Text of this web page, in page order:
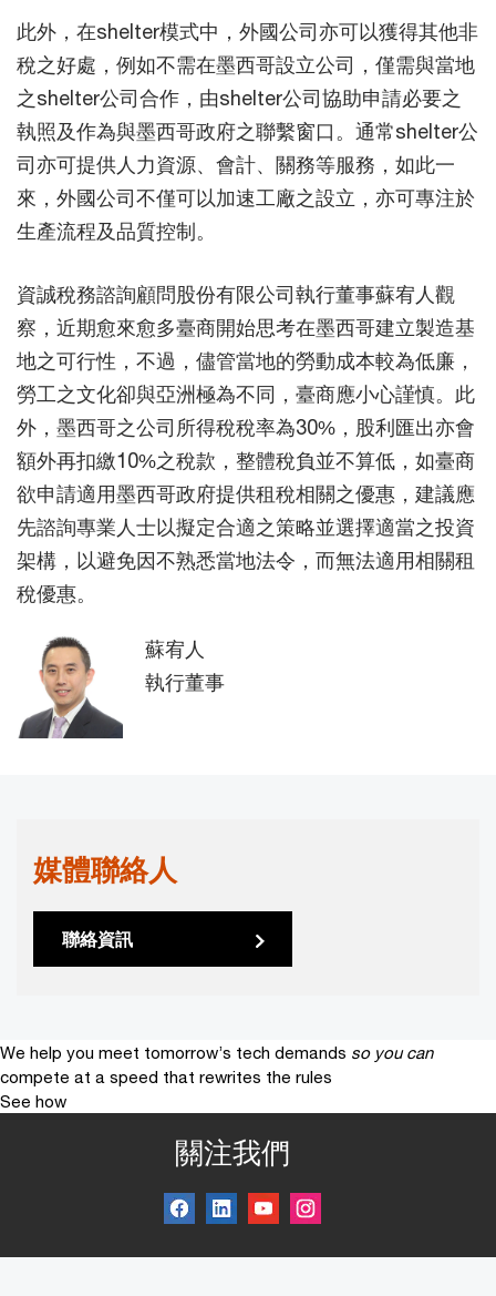
此外，在shelter模式中，外國公司亦可以獲得其他非
稅之好處，例如不需在墨西哥設立公司，僅需與當地
之shelter公司合作，由shelter公司協助申請必要之
執照及作為與墨西哥政府之聯繫窗口。通常shelter公
司亦可提供人力資源、會計、關務等服務，如此一
來，外國公司不僅可以加速工廠之設立，亦可專注於
生產流程及品質控制。
資誠稅務諮詢顧問股份有限公司執行董事蘇宥人觀
察，近期愈來愈多臺商開始思考在墨西哥建立製造基
地之可行性，不過，儘管當地的勞動成本較為低廉，
勞工之文化卻與亞洲極為不同，臺商應小心謹慎。此
外，墨西哥之公司所得稅稅率為30%，股利匯出亦會
額外再扣繳10%之稅款，整體稅負並不算低，如臺商
欲申請適用墨西哥政府提供租稅相關之優惠，建議應
先諮詢專業人士以擬定合適之策略並選擇適當之投資
架構，以避免因不熟悉當地法令，而無法適用相關租
稅優惠。
蘇宥人
執行董事
媒體聯絡人
聯絡資訊
We help you meet tomorrow’s tech demands so you can
compete at a speed that rewrites the rules
See how
關注我們